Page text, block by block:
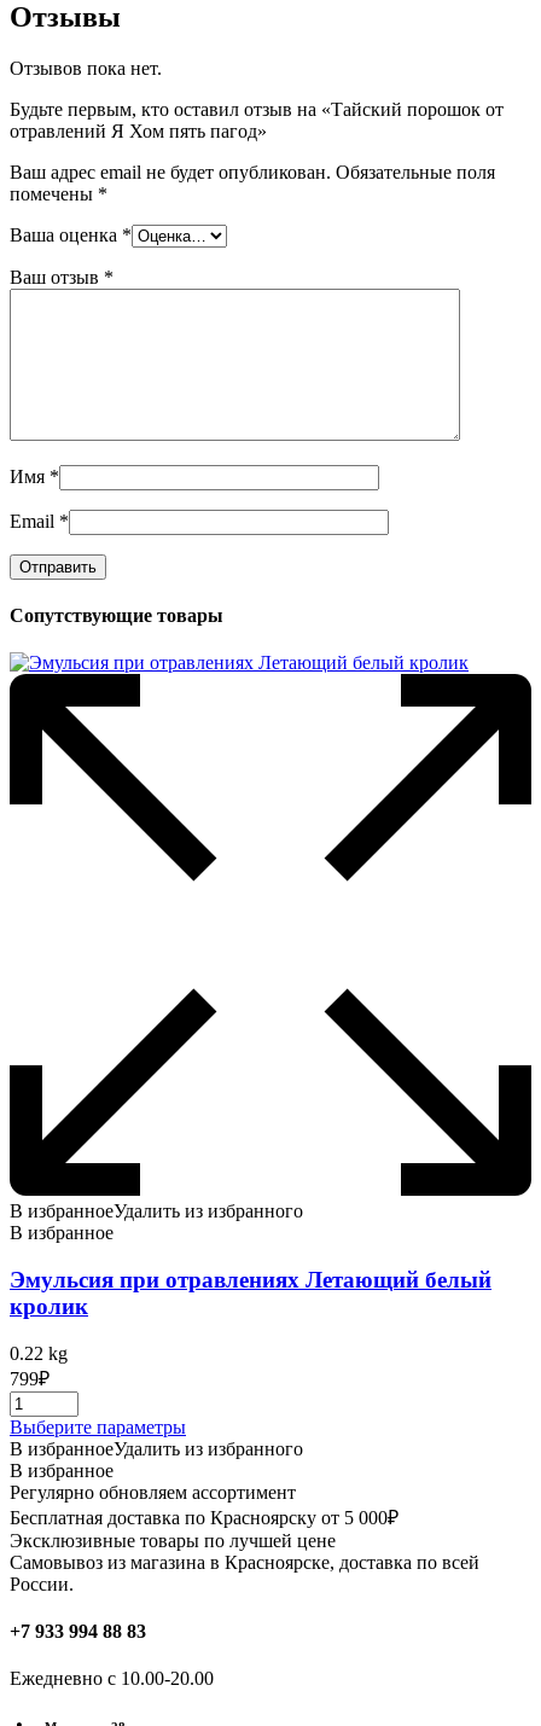
Отзывы
Отзывов пока нет.
Будьте первым, кто оставил отзыв на «Тайский порошок от
отравлений Я Хом пять пагод»
Ваш адрес email не будет опубликован. Обязательные поля
помечены *
Ваша оценка *
Ваш отзыв *
Имя *
Email *
Сопутствующие товары
В избранноеУдалить из избранного
В избранное
Эмульсия при отравлениях Летающий белый
кролик
0.22 kg
799₽
Выберите параметрыЭтот
товар
несколько
вариаций.
Опции
можно
выбрать
В избранноеУдалить из избранного
В избранное
Регулярно обновляем ассортимент
Бесплатная доставка по Красноярску от 5 000₽
Эксклюзивные товары по лучшей цене
Самовывоз из магазина в Красноярске, доставка по всей
России.
+7 933 994 88 83
Ежедневно с 10.00-20.00